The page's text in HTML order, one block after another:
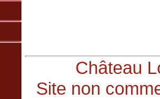
Château
Site non